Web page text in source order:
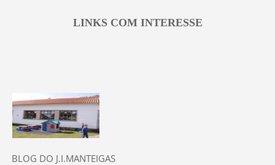
LINKS COM INTERESSE
BLOG DO J.I.MANTEIGAS